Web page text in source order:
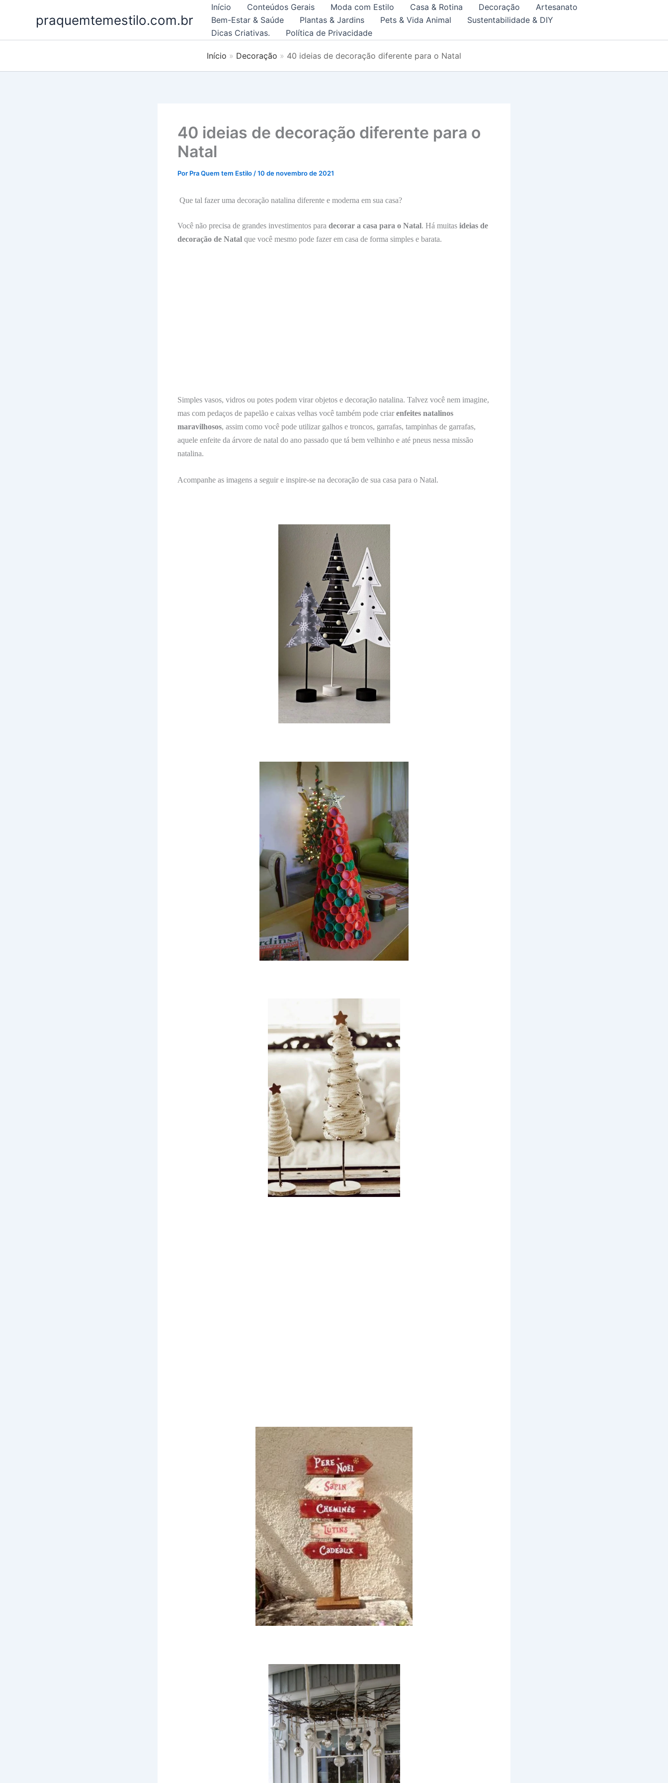
praquemtemestilo.com.br
Início Conteúdos Gerais Moda com Estilo Casa & Rotina Decoração
Artesanato
Bem-Estar & Saúde
Plantas & Jardins Pets & Vida Animal
Sustentabilidade & DIY
Dicas Criativas.
Política de Privacidade
Início Decoração 40 ideias de decoração diferente para o Natal
40 ideias de decoração diferente para o
Natal
Por Pra Quem tem Estilo /10 de novembro de 2021
Que tal fazer uma decoração natalina diferente e moderna em sua casa?
Você não precisa de grandes investimentos para decorar a casa para o Natal. Há muitas ideias de
decoração de Natal que você mesmo pode fazer em casa de forma simples e barata.
Simples vasos, vidros ou potes podem virar objetos e decoração natalina. Talvez você nem imagine,
mas com pedaços de papelão e caixas velhas você também pode criar enfeites natalinos
maravilhosos, assim como você pode utilizar galhos e troncos, garrafas, tampinhas de garrafas,
aquele enfeite da árvore de natal do ano passado que tá bem velhinho e até pneus nessa missão
natalina.
Acompanhe as imagens a seguir e inspire-se na decoração de sua casa para o Natal.